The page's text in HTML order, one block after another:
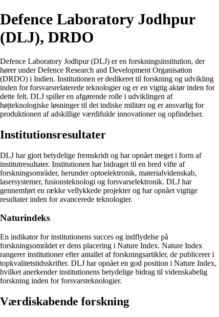
Defence Laboratory Jodhpur
(DLJ), DRDO
Defence Laboratory Jodhpur (DLJ) er en forskningsinstitution, der
hører under Defence Research and Development Organisation
(DRDO) i Indien. Institutionen er dedikeret til forskning og udvikling
inden for forsvarsrelaterede teknologier og er en vigtig aktør inden for
dette felt. DLJ spiller en afgørende rolle i udviklingen af
højteknologiske løsninger til det indiske militær og er ansvarlig for
produktionen af adskillige værdifulde innovationer og opfindelser.
Institutionsresultater
DLJ har gjort betydelige fremskridt og har opnået meget i form af
institutresultater. Institutionen har bidraget til en bred vifte af
forskningsområder, herunder optoelektronik, materialvidenskab,
lasersystemer, fusionsteknologi og forsvarselektronik. DLJ har
gennemført en række vellykkede projekter og har opnået vigtige
resultater inden for avancerede teknologier.
Naturindeks
En indikator for institutionens succes og indflydelse på
forskningsområdet er dens placering i Nature Index. Nature Index
rangerer institutioner efter antallet af forskningsartikler, de publicerer i
topkvalitetstidsskrifter. DLJ har opnået en god position i Nature Index,
hvilket anerkender institutionens betydelige bidrag til videnskabelig
forskning inden for forsvarsteknologier.
Værdiskabende forskning